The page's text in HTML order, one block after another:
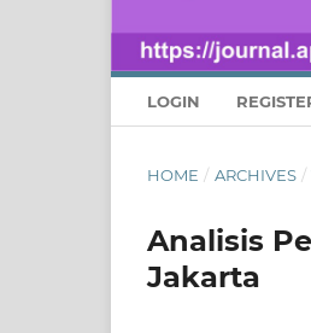
LOGIN
HOME / ARCHIVES /
Analisis
Jakarta